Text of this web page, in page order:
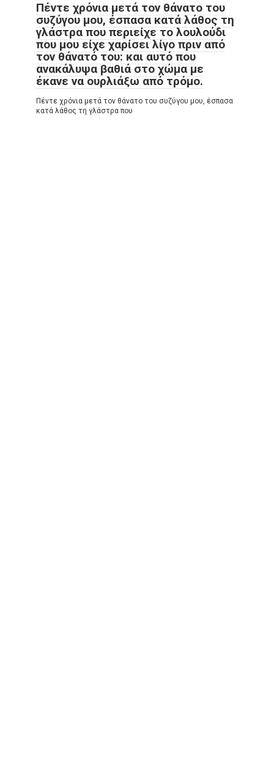
Πέντε χρόνια μετά τον θάνατο του
συζύγου μου, έσπασα κατά λάθος τη
γλάστρα που περιείχε το λουλούδι
που μου είχε χαρίσει λίγο πριν από
τον θάνατό του: και αυτό που
ανακάλυψα βαθιά στο χώμα με
έκανε να ουρλιάξω από τρόμο.
Πέντε χρόνια μετά τον θάνατο του συζύγου μου, έσπασα
κατά λάθος τη γλάστρα που